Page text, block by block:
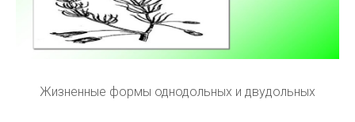
Жизненные формы однодольных и двудольных